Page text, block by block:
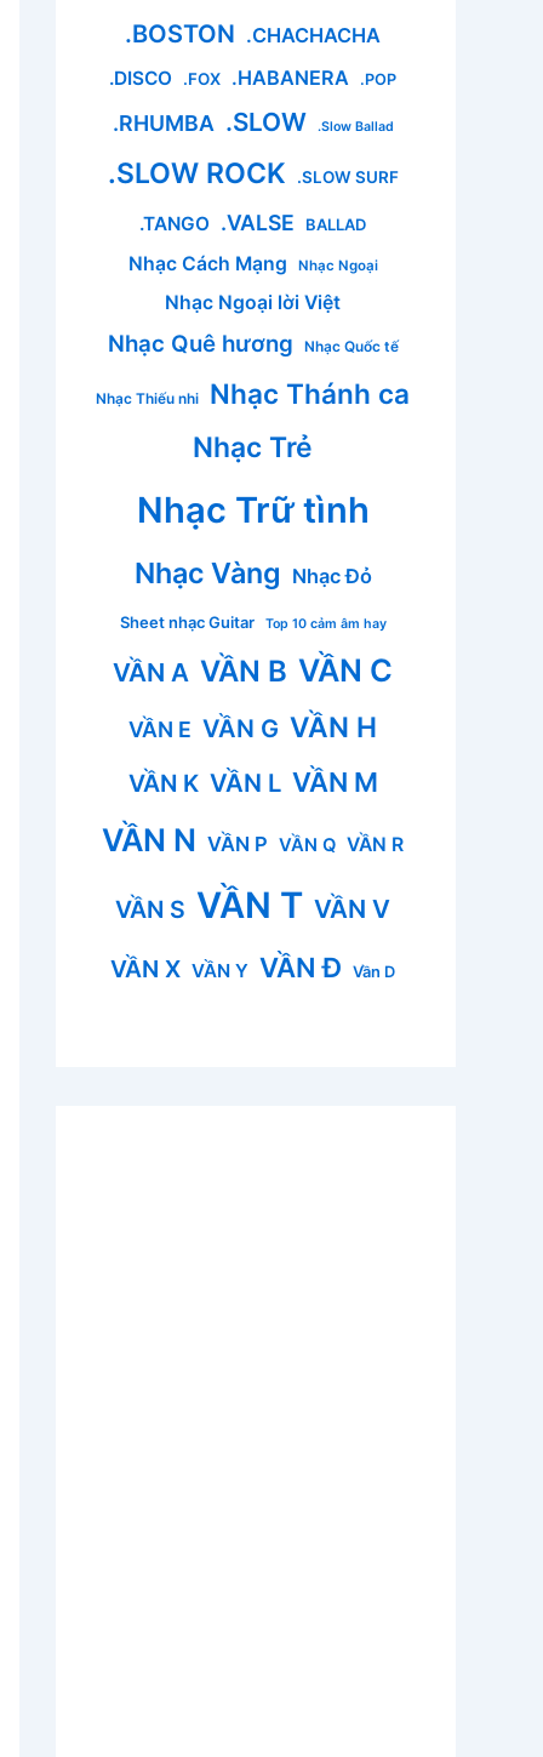
.BOSTON .CHACHACHA
.DISCO .FOX .HABANERA .POP
.RHUMBA .SLOW .Slow Ballad
.SLOW ROCK .SLOW SURF
.TANGO .VALSE BALLAD
Nhạc Cách Mạng Nhạc Ngoại
Nhạc Ngoại lời Việt
Nhạc Quê hương Nhạc Quốc tế
Nhạc Thiếu nhi Nhạc Thánh ca
Nhạc Trẻ
Nhạc Trữ tình
Nhạc Vàng Nhạc Đỏ
Sheet nhạc Guitar Top 10 cảm âm hay
VẦN A VẦN B VẦN C
VẦN E VẦN G VẦN H
VẦN K VẦN L VẦN M
VẦN N VẦN P VẦN Q VẦN R
VẦN S VẦN T VẦN V
VẦN X VẦN Y VẦN Đ Vần D